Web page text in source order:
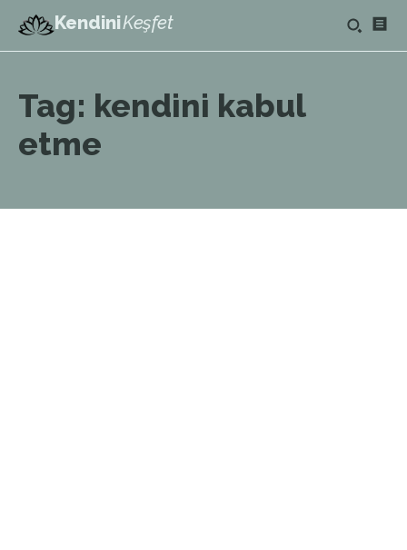
KendiniKeşfet
Tag: kendini kabul
etme